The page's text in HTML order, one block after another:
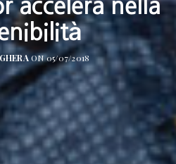
accelera nella
ON 05/07/2018